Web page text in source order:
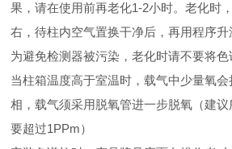
果，请在使用前再老化1-2小时。老化时
右，待柱内空气置换干净后，再用程序升
为避免检测器被污染，老化时请不要将色
当柱箱温度高于室温时，载气中少量氧
相，载气须采用脱氧管进一步脱氧（建
要超过1PPm）